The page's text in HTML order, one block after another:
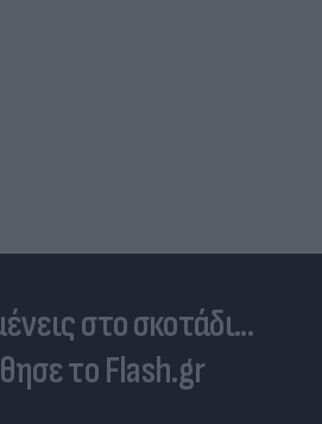
στο σκοτάδι...
το Flash.gr